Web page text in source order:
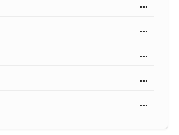
...
...
...
...
...